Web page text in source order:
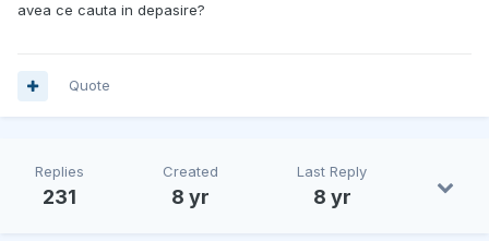
avea ce cauta in depasire?
Quote
Replies
231
Created
8 yr
Last Reply
8 yr